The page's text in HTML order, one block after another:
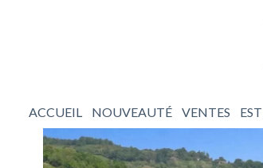
ACCUEIL NOUVEAUTÉ VENTES